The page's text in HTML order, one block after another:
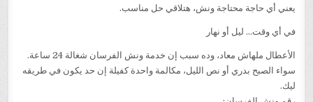
يعني أي حاجة محتاجة ونش، هتلاقي حل مناسب.
في أي وقت… ليل أو نهار
الأعطال ملهاش معاد، وده سبب إن خدمة ونش الفرسان شغالة 24 ساعة.
سواء الصبح بدري أو نص الليل، مكالمة واحدة كفيلة إن حد يكون في طريقه
ليك.